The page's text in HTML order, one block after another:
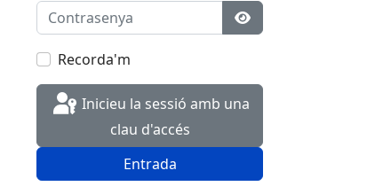
Contrasenya
Mostrar
Recorda'm
clau d'accés
Entrada